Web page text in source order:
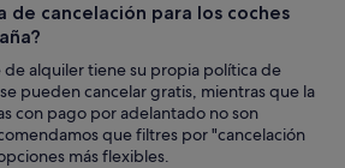
de cancelación para los coches
alquiler tiene su propia política de
pueden cancelar gratis, mientras que la
con pago por adelantado no son
que filtres por "cancelación
más flexibles.